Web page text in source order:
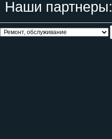
Наши партнеры: